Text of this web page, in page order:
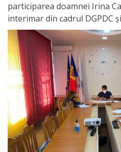
Planuri
de
activitate
Parteneriate
Proiecte
Rapoarte
participarea doamnei Irina
interimar din cadrul DGPDC